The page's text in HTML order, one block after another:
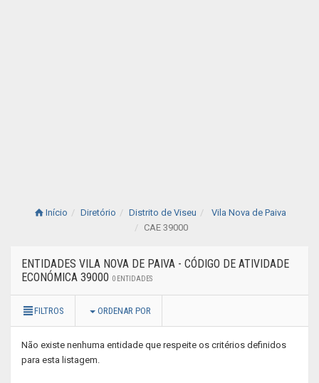
Início Diretório Distrito de Viseu
Vila Nova de Paiva
CAE 39000
ENTIDADES VILA NOVA DE PAIVA - CÓDIGO DE ATIVIDADE
ECONÓMICA 39000 0 ENTIDADES
FILTROS ORDENAR POR
Não existe nenhuma entidade que respeite os critérios definidos
para esta listagem.